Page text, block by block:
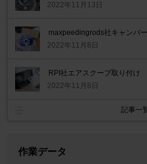
2022年11月13日
maxpeedingrods社キャンバ
2022年11月8日
RPI社エアスクープ取り付け
2022年11月8日
記事一
作業データ